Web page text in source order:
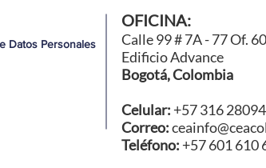
de tecnología
para seguir
en 2026
OFICINA:
Calle 99 # 7A - 77 Of.
Edificio Advance
Bogotá, Colombia
Celular: +57 316
Correo:
Teléfono: +57 601 610
Datos Personales